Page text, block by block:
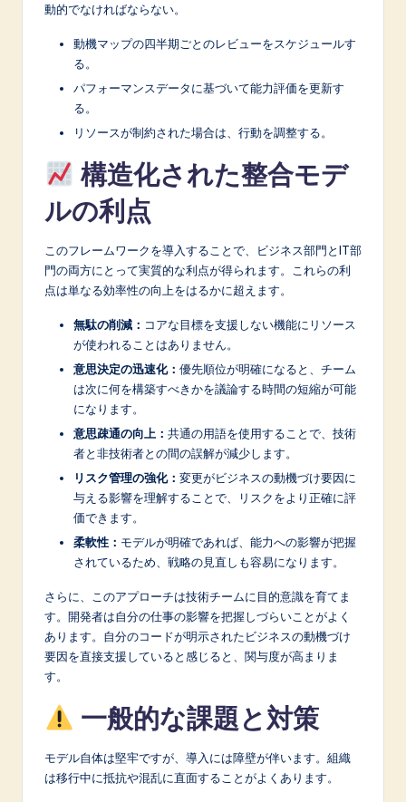
動的でなければならない。
動機マップの四半期ごとのレビューをスケジュールす
る。
パフォーマンスデータに基づいて能力評価を更新す
る。
リソースが制約された場合は、行動を調整する。
構造化された整合モデ
ルの利点
このフレームワークを導入することで、ビジネス部門とIT部
門の両方にとって実質的な利点が得られます。これらの利
点は単なる効率性の向上をはるかに超えます。
無駄の削減： コアな目標を支援しない機能にリソース
が使われることはありません。
意思決定の迅速化： 優先順位が明確になると、チーム
は次に何を構築すべきかを議論する時間の短縮が可能
になります。
意思疎通の向上： 共通の用語を使用することで、技術
者と非技術者との間の誤解が減少します。
リスク管理の強化： 変更がビジネスの動機づけ要因に
与える影響を理解することで、リスクをより正確に評
価できます。
柔軟性： モデルが明確であれば、能力への影響が把握
されているため、戦略の見直しも容易になります。
さらに、このアプローチは技術チームに目的意識を育てま
す。開発者は自分の仕事の影響を把握しづらいことがよく
あります。自分のコードが明示されたビジネスの動機づけ
要因を直接支援していると感じると、関与度が高まりま
す。
一般的な課題と対策
モデル自体は堅牢ですが、導入には障壁が伴います。組織
は移行中に抵抗や混乱に直面することがよくあります。